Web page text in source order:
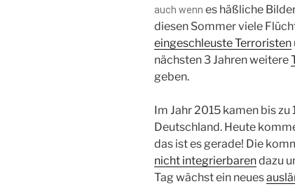
auch wenn es häßliche
diesen Sommer viele
eingeschleuste Terroristen
nächsten 3 Jahren weitere
geben.
Im Jahr 2015 kamen bis
Deutschland. Heute
das ist es gerade! Die
nicht integrierbarendazu
Tag wächst ein neues